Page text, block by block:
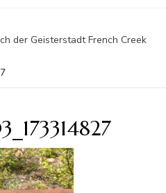
der Geisterstadt French Creek